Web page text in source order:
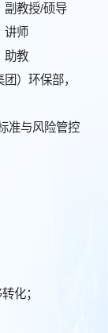
副教授/硕导
讲师
助教
）环保部，
准与风险管控
化；